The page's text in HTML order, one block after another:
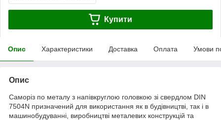
Купити
Опис Характеристики Доставка Оплата Умови
Опис
Саморіз по металу з напівкруглою головкою зі свердлом DIN
7504N призначений для використання як в будівництві, так і в
машинобудуванні, виробництві металевих конструкцій та